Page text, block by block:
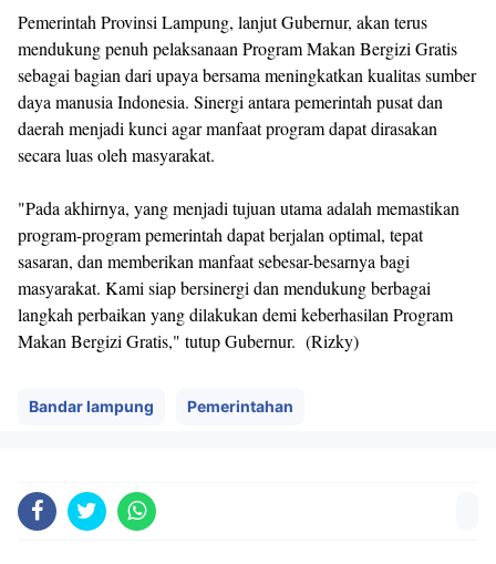
Pemerintah Provinsi Lampung, lanjut Gubernur, akan terus
mendukung penuh pelaksanaan Program Makan Bergizi Gratis
sebagai bagian dari upaya bersama meningkatkan kualitas sumber
daya manusia Indonesia. Sinergi antara pemerintah pusat dan
daerah menjadi kunci agar manfaat program dapat dirasakan
secara luas oleh masyarakat.
"Pada akhirnya, yang menjadi tujuan utama adalah memastikan
program-program pemerintah dapat berjalan optimal, tepat
sasaran, dan memberikan manfaat sebesar-besarnya bagi
masyarakat. Kami siap bersinergi dan mendukung berbagai
langkah perbaikan yang dilakukan demi keberhasilan Program
Makan Bergizi Gratis," tutup Gubernur. (Rizky)
Bandar lampung Pemerintahan